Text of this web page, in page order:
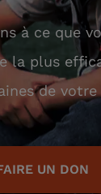
à ce que
la plus
de
UN DON